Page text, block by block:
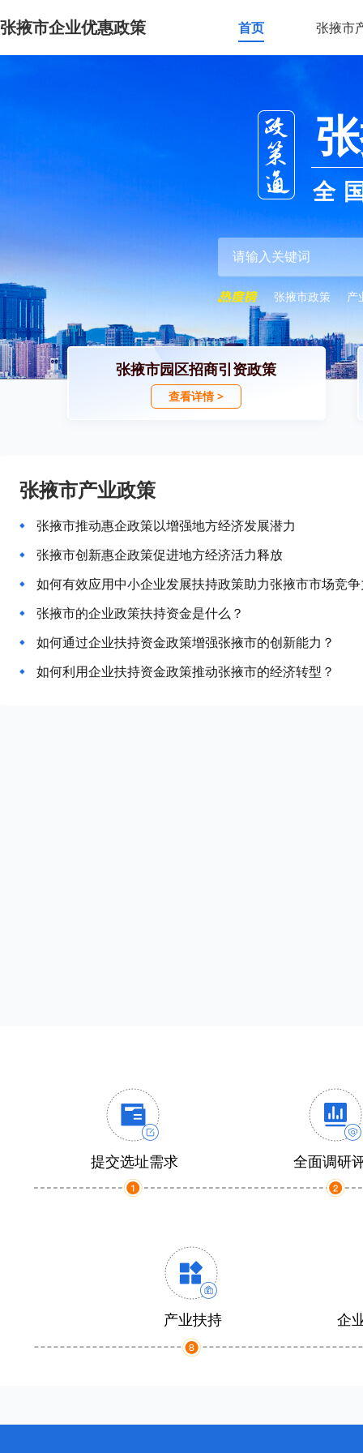
张掖市企业优惠政策 首页 张掖市
全
张掖市政策 产
张掖市园区招商引资政策
查看详情 >
张掖市产业政策
张掖市推动惠企政策以增强地方经济发展潜力
张掖市创新惠企政策促进地方经济活力释放
如何有效应用中小企业发展扶持政策助力张掖市市场竞
张掖市的企业政策扶持资金是什么？
如何通过企业扶持资金政策增强张掖市的创新能力？
如何利用企业扶持资金政策推动张掖市的经济转型？
提交选址需求 全面调研
产业扶持 企